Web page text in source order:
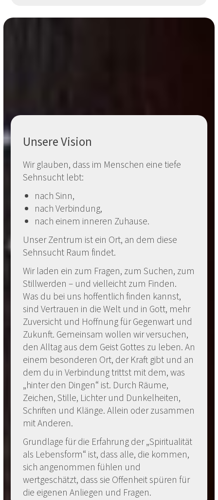
Unsere Vision
Wir glauben, dass im Menschen eine tiefe
Sehnsucht lebt:
nach Sinn,
nach Verbindung,
nach einem inneren Zuhause.
Unser Zentrum ist ein Ort, an dem diese
Sehnsucht Raum findet.
Wir laden ein zum Fragen, zum Suchen, zum
Stillwerden – und vielleicht zum Finden.
Was du bei uns hoffentlich finden kannst,
sind Vertrauen in die Welt und in Gott, mehr
Zuversicht und Hoffnung für Gegenwart und
Zukunft. Gemeinsam wollen wir versuchen,
den Alltag aus dem Geist Gottes zu leben. An
einem besonderen Ort, der Kraft gibt und an
dem du in Verbindung trittst mit dem, was
„hinter den Dingen“ ist. Durch Räume,
Zeichen, Stille, Lichter und Dunkelheiten,
Schriften und Klänge. Allein oder zusammen
mit Anderen.
Grundlage für die Erfahrung der „Spiritualität
als Lebensform“ ist, dass alle, die kommen,
sich angenommen fühlen und
wertgeschätzt, dass sie Offenheit spüren für
die eigenen Anliegen und Fragen.